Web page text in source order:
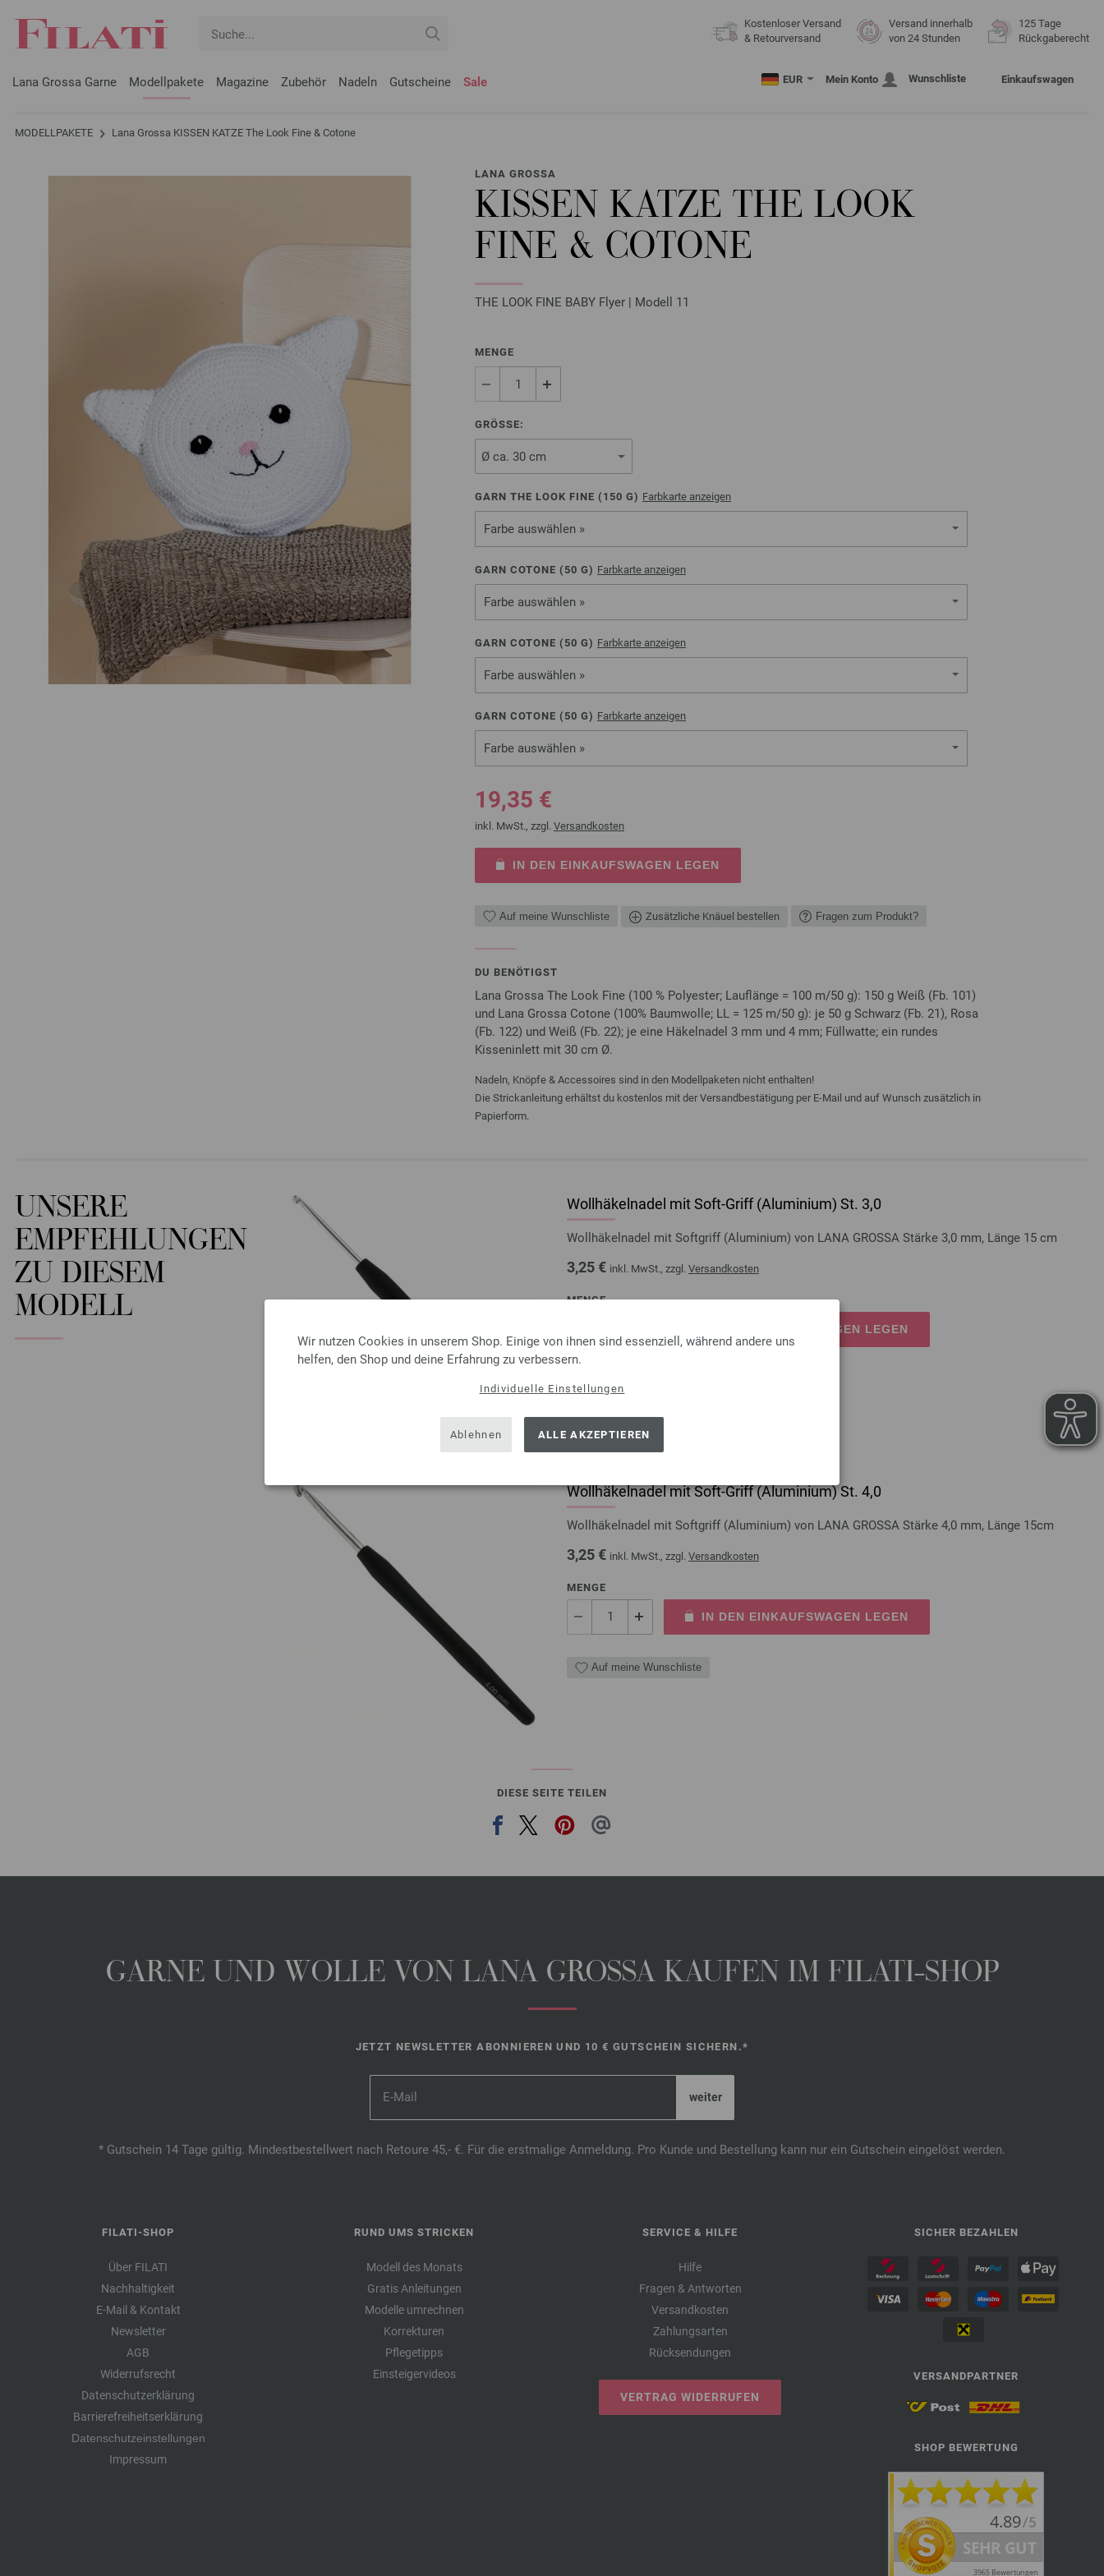
Wir nutzen Cookies in unserem Shop. Einige von ihnen sind essenziell, während andere uns
helfen, den Shop und deine Erfahrung zu verbessern.
Individuelle Einstellungen
Ablehnen ALLE AKZEPTIEREN
Kostenloser Versand
& Retourversand
Versand innerhalb
von 24 Stunden
125 Tage
Rückgaberecht
Lana Grossa Garne Modellpakete Magazine Zubehör Nadeln Gutscheine Sale EUR Mein Konto Wunschliste Einkaufswagen
MODELLPAKETE Lana Grossa KISSEN KATZE The Look Fine & Cotone
LANA GROSSA
KISSEN KATZE THE LOOK
FINE & COTONE
THE LOOK FINE BABY Flyer | Modell 11
MENGE
GRÖSSE:
GARN THE LOOK FINE ( 150 G) Farbkarte anzeigen
Farbe auswählen »
GARN COTONE ( 50 G) Farbkarte anzeigen
Farbe auswählen »
GARN COTONE ( 50 G) Farbkarte anzeigen
Farbe auswählen »
GARN COTONE ( 50 G) Farbkarte anzeigen
Farbe auswählen »
19,35 €
inkl. MwSt., zzgl. Versandkosten
IN DEN EINKAUFSWAGEN LEGEN
Auf meine Wunschliste Zusätzliche Knäuel bestellen Fragen zum Produkt?
DU BENÖTIGST
Lana Grossa The Look Fine (100 % Polyester; Lauflänge = 100 m/50 g): 150 g Weiß (Fb. 101)
und Lana Grossa Cotone (100% Baumwolle; LL = 125 m/50 g): je 50 g Schwarz (Fb. 21), Rosa
(Fb. 122) und Weiß (Fb. 22); je eine Häkelnadel 3 mm und 4 mm; Füllwatte; ein rundes
Kisseninlett mit 30 cm Ø.
Nadeln, Knöpfe & Accessoires sind in den Modellpaketen nicht enthalten!
Die Strickanleitung erhältst du kostenlos mit der Versandbestätigung per E-Mail und auf Wunsch zusätzlich in
Papierform.
UNSERE
EMPFEHLUNGEN
ZU DIESEM
MODELL
Wollhäkelnadel mit Soft-Griff (Aluminium) St. 3,0
Wollhäkelnadel mit Softgriff (Aluminium) von LANA GROSSA Stärke 3,0 mm, Länge 15 cm
3,25 € inkl. MwSt., zzgl. Versandkosten
MENGE
IN DEN EINKAUFSWAGEN LEGEN
Wollhäkelnadel mit Soft-Griff (Aluminium) St. 4,0
Wollhäkelnadel mit Softgriff (Aluminium) von LANA GROSSA Stärke 4,0 mm, Länge 15cm
3,25 € inkl. MwSt., zzgl. Versandkosten
MENGE
IN DEN EINKAUFSWAGEN LEGEN
Auf meine Wunschliste
DIESE SEITE TEILEN
GARNE UND WOLLE VON LANA GROSSA KAUFEN IM FILATI-SHOP
JETZT NEWSLETTER ABONNIEREN UND 10 € GUTSCHEIN SICHERN.*
* Gutschein 14 Tage gültig. Mindestbestellwert nach Retoure 45,- €. Für die erstmalige Anmeldung. Pro Kunde und Bestellung kann nur ein Gutschein eingelöst werden.
FILATI-SHOP
Über FILATI
Nachhaltigkeit
E-Mail & Kontakt
Newsletter
AGB
Widerrufsrecht
Datenschutzerklärung
Barrierefreiheitserklärung
Datenschutzeinstellungen
Impressum
RUND UMS STRICKEN
Modell des Monats
Gratis Anleitungen
Modelle umrechnen
Korrekturen
Pflegetipps
Einsteigervideos
SERVICE & HILFE
Hilfe
Fragen & Antworten
Versandkosten
Zahlungsarten
Rücksendungen
VERTRAG WIDERRUFEN
SICHER BEZAHLEN
VERSANDPARTNER
SHOP BEWERTUNG